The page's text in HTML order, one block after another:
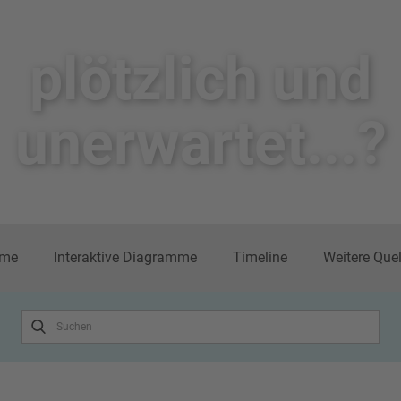
plötzlich un​d
unerwartet...?
Interaktive Diagramme Timeline Weitere